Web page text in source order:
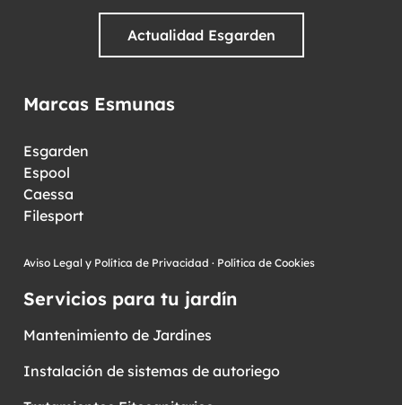
Actualidad Esgarden
Marcas Esmunas
Esgarden
Espool
Caessa
Filesport
Aviso Legal y Política de Privacidad · Política de Cookies
Servicios para tu jardín
Mantenimiento de Jardines
Instalación de sistemas de autoriego